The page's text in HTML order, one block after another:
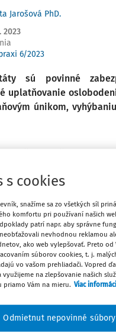
Jarošová PhD.
2023
6/2023
sú povinné
uplatňovanie
únikom,
záujme. Podľa ustálenej
upravené smernicou
ktorých
pri uplatňovaní režimu
„plnenia úzko súvisiace
alebo lekárskej
s cookies
snažíme sa zo všetkých síl
komfortu pri používaní našich
patrí napr. aby správne
nevhodnou reklamou
ako web vylepšovať. Preto od
súborov cookies, t. j.
vo vašom prehliadači. Vopred
využijeme na zlepšovanie našich
priamo Vám na mieru. Viac
Odmietnut nepovinné